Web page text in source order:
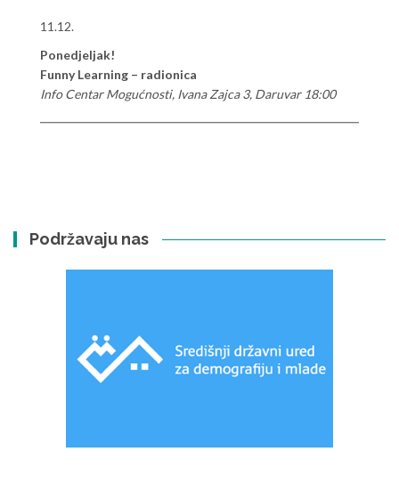
11.12.
Ponedjeljak!
Funny Learning – radionica
Info Centar Mogućnosti, Ivana Zajca 3, Daruvar 18:00
Podržavaju nas